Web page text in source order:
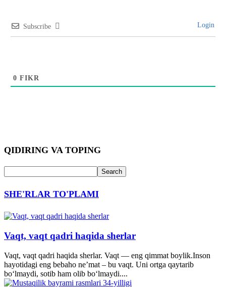
Subscribe Login
0 FIKR
QIDIRING VA TOPING
SHE'RLAR TO'PLAMI
Vaqt, vaqt qadri haqida sherlar
Vaqt, vaqt qadri haqida sherlar. Vaqt — eng qimmat boylik.Inson
hayotidagi eng bebaho ne’mat – bu vaqt. Uni ortga qaytarib
bo‘lmaydi, sotib ham olib bo‘lmaydi....